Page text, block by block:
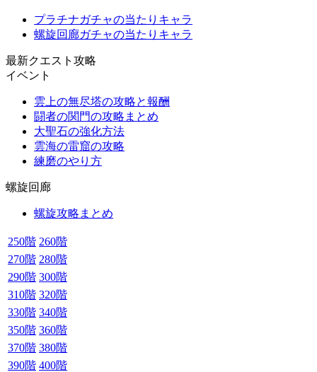
プラチナガチャの当たりキャラ
螺旋回廊ガチャの当たりキャラ
最新クエスト攻略
イベント
雲上の無尽塔の攻略と報酬
闘者の関門の攻略まとめ
大聖石の強化方法
雲海の雷窟の攻略
練磨のやり方
螺旋回廊
螺旋攻略まとめ
250階 260階
270階 280階
290階 300階
310階 320階
330階 340階
350階 360階
370階 380階
390階 400階